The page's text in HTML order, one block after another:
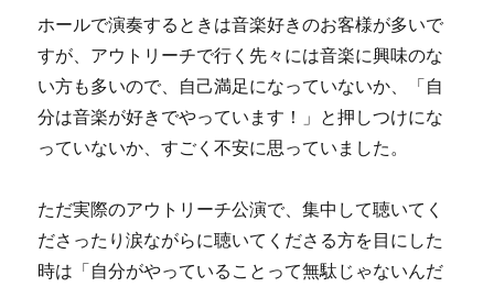
ホールで演奏するときは音楽好きのお客様が多いで
すが、アウトリーチで行く先々には音楽に興味のな
い方も多いので、自己満足になっていないか、「自
分は音楽が好きでやっています！」と押しつけにな
っていないか、すごく不安に思っていました。
ただ実際のアウトリーチ公演で、集中して聴いてく
ださったり涙ながらに聴いてくださる方を目にした
時は「自分がやっていることって無駄じゃないんだ